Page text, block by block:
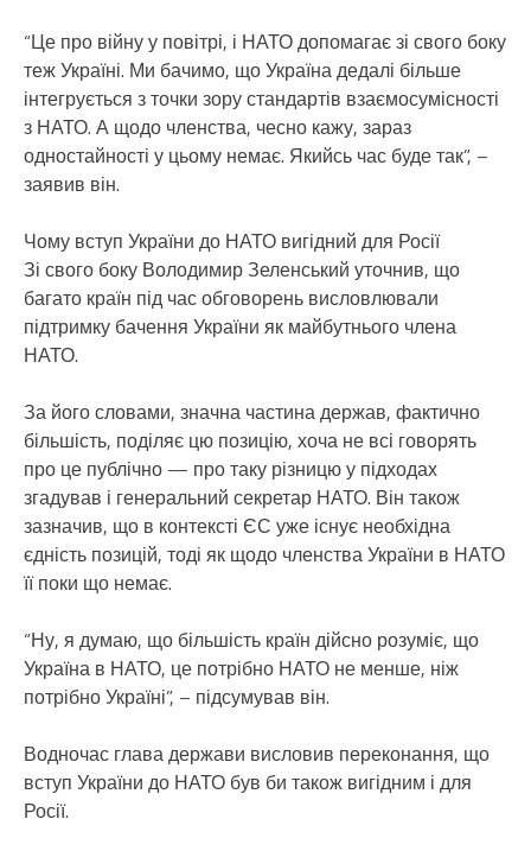
“Це про війну у повітрі, і НАТО допомагає зі свого боку
теж Україні. Ми бачимо, що Україна дедалі більше
інтегрується з точки зору стандартів взаємосумісності
з НАТО. А щодо членства, чесно кажу, зараз
одностайності у цьому немає. Якийсь час буде так”, –
заявив він.
Чому вступ України до НАТО вигідний для Росії
Зі свого боку Володимир Зеленський уточнив, що
багато країн під час обговорень висловлювали
підтримку бачення України як майбутнього члена
НАТО.
За його словами, значна частина держав, фактично
більшість, поділяє цю позицію, хоча не всі говорять
про це публічно — про таку різницю у підходах
згадував і генеральний секретар НАТО. Він також
зазначив, що в контексті ЄС уже існує необхідна
єдність позицій, тоді як щодо членства України в НАТО
її поки що немає.
“Ну, я думаю, що більшість країн дійсно розуміє, що
Україна в НАТО, це потрібно НАТО не менше, ніж
потрібно Україні”, – підсумував він.
Водночас глава держави висловив переконання, що
вступ України до НАТО був би також вигідним і для
Росії.